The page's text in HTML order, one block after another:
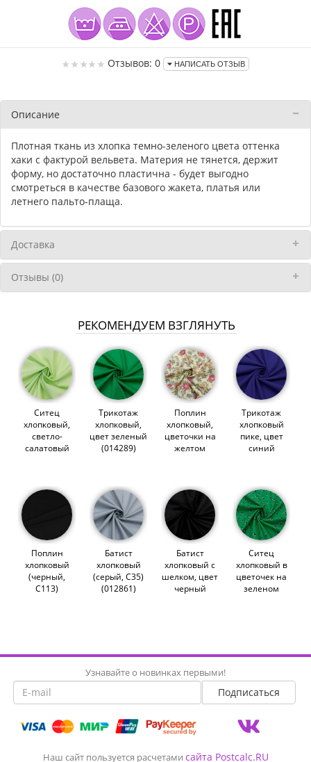
Отзывов: 0 НАПИСАТЬ ОТЗЫВ
Описание
Плотная ткань из хлопка темно-зеленого цвета оттенка
хаки с фактурой вельвета. Материя не тянется, держит
форму, но достаточно пластична - будет выгодно
смотреться в качестве базового жакета, платья или
летнего пальто-плаща.
Доставка
Отзывы (0)
РЕКОМЕНДУЕМ ВЗГЛЯНУТЬ
Ситец
хлопковый,
светло-
салатовый
Трикотаж
хлопковый,
цвет зеленый
(014289)
Поплин
хлопковый,
цветочки на
желтом
Трикотаж
хлопковый
пике, цвет
синий
Поплин
хлопковый
(черный,
С113)
Батист
хлопковый
(серый, C35)
(012861)
Батист
хлопковый с
шелком, цвет
черный
Ситец
хлопковый в
цветочек на
зеленом
Узнавайте о новинках первыми!
Наш сайт пользуется расчетами сайта Postcalc.RU